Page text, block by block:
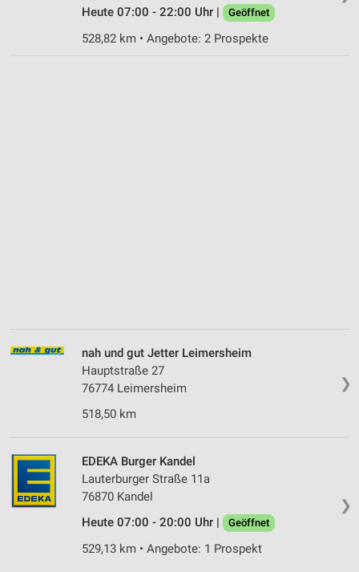
Heute 07:00 - 22:00 Uhr | Geöffnet
528,82 km • Angebote: 2 Prospekte
❯
nah und gut Jetter Leimersheim
Hauptstraße 27
76774 Leimersheim
518,50 km
❯
EDEKA Burger Kandel
Lauterburger Straße 11a
76870 Kandel
Heute 07:00 - 20:00 Uhr |
Geöffnet
529,13 km • Angebote: 1 Prospekt